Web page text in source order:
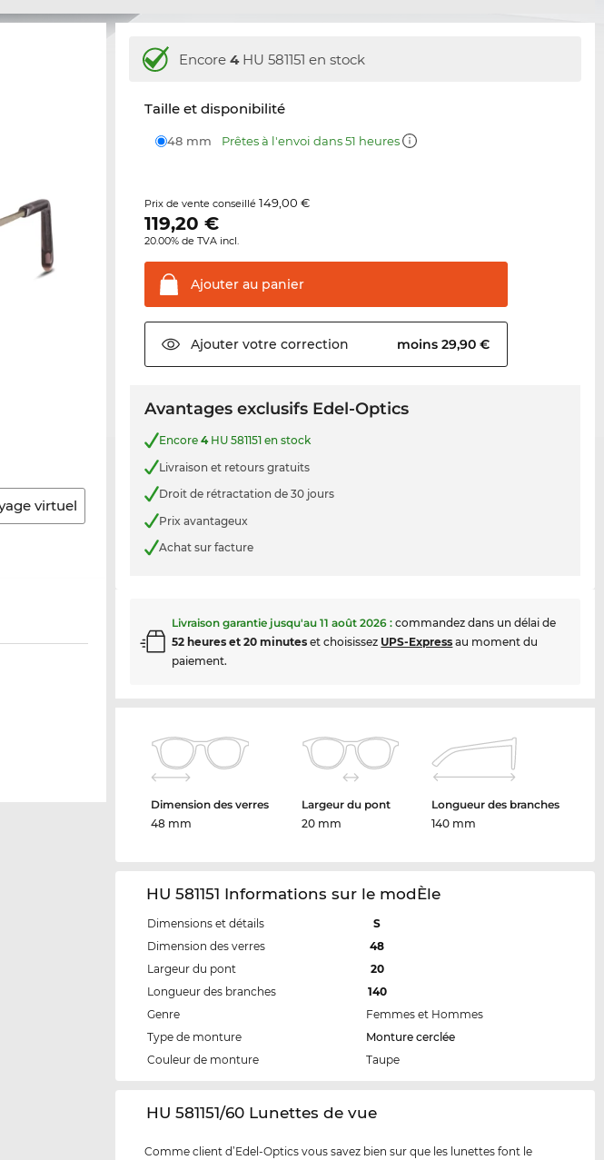
virtuel
Encore4HU 581151 en stock
Taille et disponibilité
48 mm Prêtes à l'envoi dans 51 heures
Prix de vente conseillé149,00 €
119,20 €
20.00% de TVA incl.
Ajouter au panier
Ajouter votre correction moins 29,90 €
Avantages exclusifs Edel-Optics
Encore4HU 581151 en stock
Livraison et retours gratuits
Droit de rétractation de 30 jours
Prix avantageux
Achat sur facture
Livraison garantie jusqu'au11 août 2026 : commandez dans un délai de
52 heures et 20 minutes et choisissez UPS-Express au moment du
paiement.
Dimension des verres
48 mm
Largeur du pont
20 mm
Longueur des branches
140 mm
HU 581151 Informations sur le modÈle
Dimensions et détails
S
Dimension des verres
48
Largeur du pont
20
Longueur des branches
140
Genre
Femmes et Hommes
Type de monture
Monture cerclée
Couleur de monture
Taupe
‌HU 581151/60 Lunettes de vue
Comme client d’Edel-Optics vous savez bien sur que les lunettes font le